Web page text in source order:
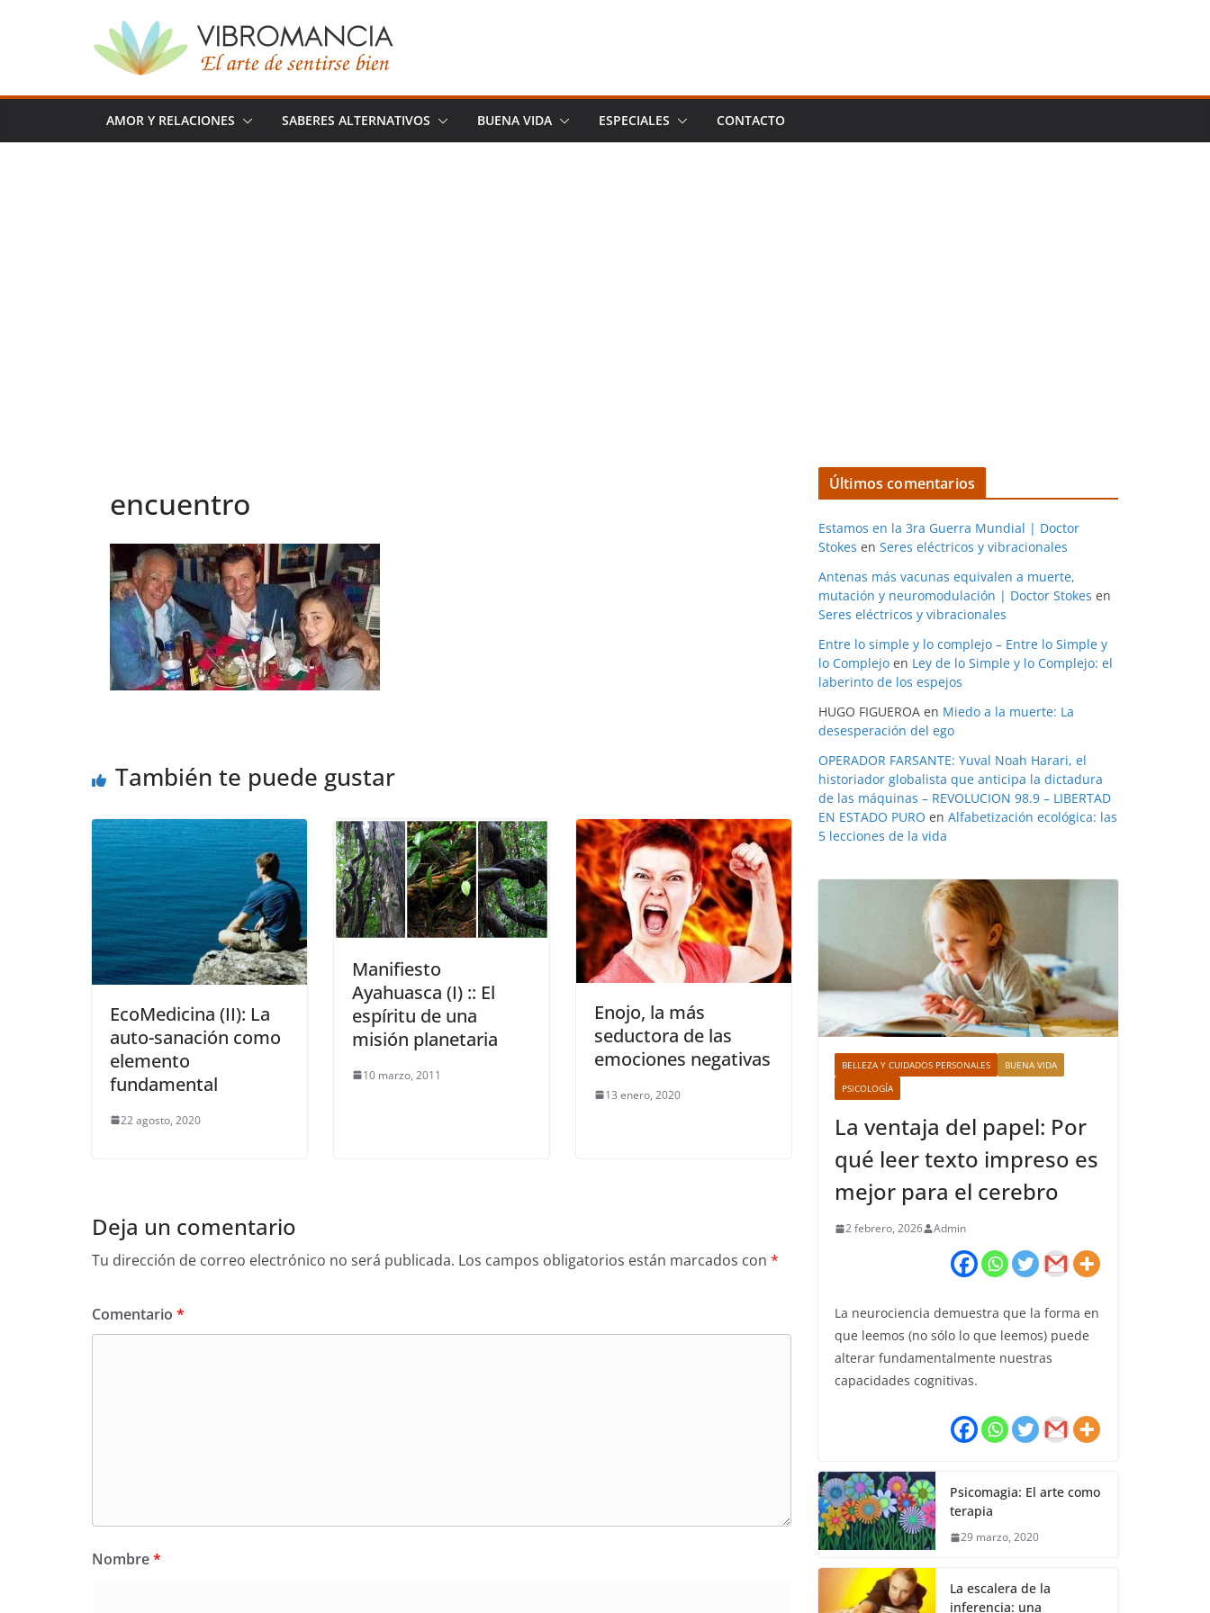
AMOR Y RELACIONES SABERES ALTERNATIVOS BUENA VIDA ESPECIALES CONTACTO
encuentro
También te puede gustar
EcoMedicina (II): La
auto-sanación como
elemento
fundamental
22 agosto, 2020
Manifiesto
Ayahuasca (I) :: El
espíritu de una
misión planetaria
10 marzo, 2011
Enojo, la más
seductora de las
emociones negativas
13 enero, 2020
Deja un comentario
Tu dirección de correo electrónico no será publicada. Los campos obligatorios están marcados con *
Comentario *
Nombre*
Últimos comentarios
Estamos en la 3ra Guerra Mundial | Doctor
Stokes en Seres eléctricos y vibracionales
Antenas más vacunas equivalen a muerte,
mutación y neuromodulación | Doctor Stokes en
Seres eléctricos y vibracionales
Entre lo simple y lo complejo – Entre lo Simple y
lo Complejo en Ley de lo Simple y lo Complejo: el
laberinto de los espejos
HUGO FIGUEROA en Miedo a la muerte: La
desesperación del ego
OPERADOR FARSANTE: Yuval Noah Harari, el
historiador globalista que anticipa la dictadura
de las máquinas – REVOLUCION 98.9 – LIBERTAD
EN ESTADO PURO en Alfabetización ecológica: las
5 lecciones de la vida
BELLEZA Y CUIDADOS PERSONALES
BUENA VIDA
PSICOLOGÍA
La ventaja del papel: Por
qué leer texto impreso es
mejor para el cerebro
2 febrero, 2026 Admin
La neurociencia demuestra que la forma en
que leemos (no sólo lo que leemos) puede
alterar fundamentalmente nuestras
capacidades cognitivas.
Psicomagia: El arte como
terapia
29 marzo, 2020
La escalera de la
inferencia: una